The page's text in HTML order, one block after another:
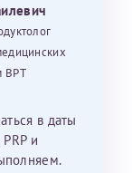
ВРТ
в даты
и